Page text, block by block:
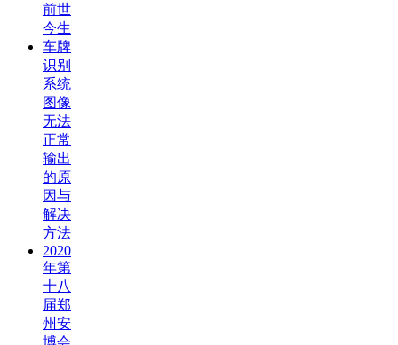
前世
今生
车牌
识别
系统
图像
无法
正常
输出
的原
因与
解决
方法
2020
年第
十八
届郑
州安
博会